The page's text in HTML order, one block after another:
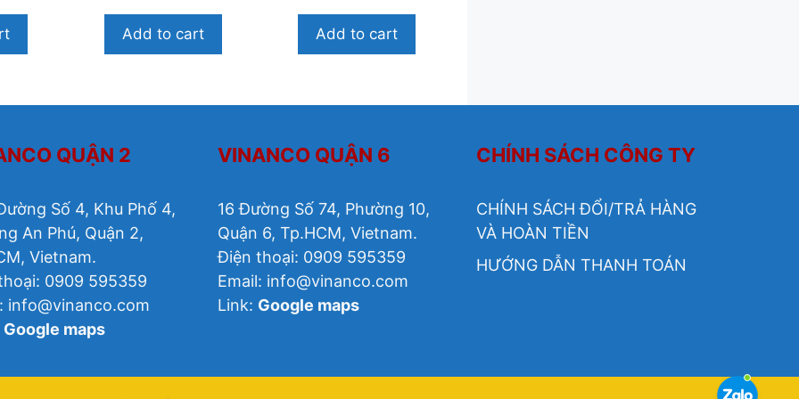
Add to cart Add to cart
QUẬN 2
Số 4, Khu Phố 4,
An Phú, Quận 2,
Vietnam.
0909 595359
info@vinanco.com
Google maps
VINANCO QUẬN 6
16 Đường Số 74, Phường 10,
Quận 6, Tp.HCM, Vietnam.
Điện thoại: 0909 595359
Email: info@vinanco.com
Link: Google maps
CHÍNH SÁCH CÔNG TY
CHÍNH SÁCH ĐỔI/TRẢ HÀNG
VÀ HOÀN TIỀN
HƯỚNG DẪN THANH TOÁN